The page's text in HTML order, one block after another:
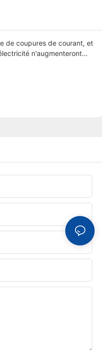
de coupures de courant, et
n'augmenteront